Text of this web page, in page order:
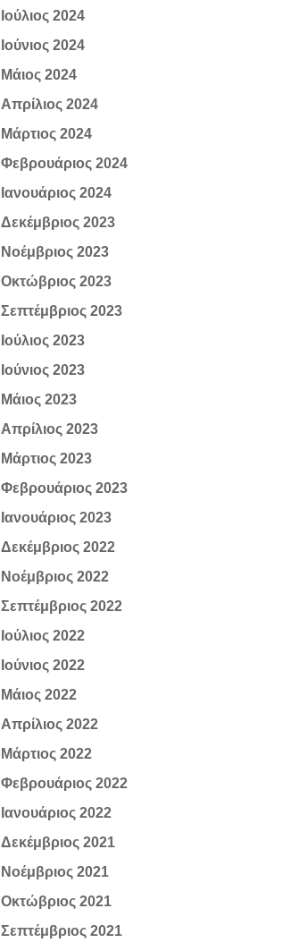
Ιούλιος 2024
Ιούνιος 2024
Μάιος 2024
Απρίλιος 2024
Μάρτιος 2024
Φεβρουάριος 2024
Ιανουάριος 2024
Δεκέμβριος 2023
Νοέμβριος 2023
Οκτώβριος 2023
Σεπτέμβριος 2023
Ιούλιος 2023
Ιούνιος 2023
Μάιος 2023
Απρίλιος 2023
Μάρτιος 2023
Φεβρουάριος 2023
Ιανουάριος 2023
Δεκέμβριος 2022
Νοέμβριος 2022
Σεπτέμβριος 2022
Ιούλιος 2022
Ιούνιος 2022
Μάιος 2022
Απρίλιος 2022
Μάρτιος 2022
Φεβρουάριος 2022
Ιανουάριος 2022
Δεκέμβριος 2021
Νοέμβριος 2021
Οκτώβριος 2021
Σεπτέμβριος 2021